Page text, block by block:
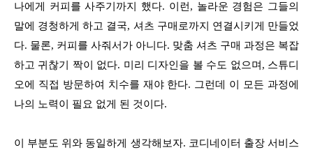
나에게 커피를 사주기까지 했다. 이런, 놀라운 경험은 그들의
말에 경청하게 하고 결국, 셔츠 구매로까지 연결시키게 만들었
다. 물론, 커피를 사줘서가 아니다. 맞춤 셔츠 구매 과정은 복잡
하고 귀찮기 짝이 없다. 미리 디자인을 볼 수도 없으며, 스튜디
오에 직접 방문하여 치수를 재야 한다. 그런데 이 모든 과정에
나의 노력이 필요 없게 된 것이다.
이 부분도 위와 동일하게 생각해보자. 코디네이터 출장 서비스